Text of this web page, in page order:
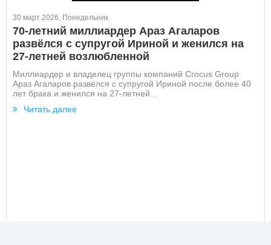
30 март 2026, Понедельник
70-летний миллиардер Араз Агаларов
развёлся с супругой Ириной и женился на
27-летней возлюбленной
Миллиардер и владелец группы компаний Crocus Group
Араз Агаларов развёлся с супругой Ириной после более 40
лет брака и женился на 27-летней...
Читать далее